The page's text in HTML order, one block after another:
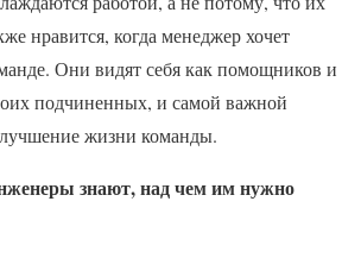
нравится, когда менеджер хочет
Они видят себя как помощников и
подчиненных, и самой важной
жизни команды.
знают, над чем им нужно